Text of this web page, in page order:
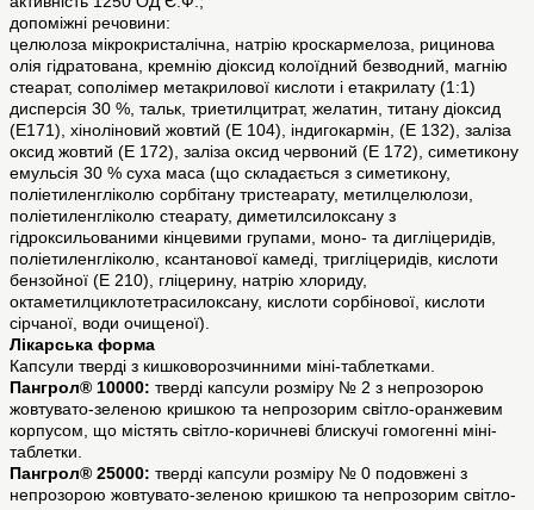
допоміжні речовини:
целюлоза мікрокристалічна, натрію кроскармелоза, рицинова
олія гідратована, кремнію діоксид колоїдний безводний, магнію
стеарат, сополімер метакрилової кислоти і етакрилату (1:1)
дисперсія 30 %, тальк, триетилцитрат, желатин, титану діоксид
(Е171), хіноліновий жовтий (Е 104), індигокармін, (Е 132), заліза
оксид жовтий (Е 172), заліза оксид червоний (Е 172), симетикону
емульсія 30 % суха маса (що складається з симетикону,
поліетиленгліколю сорбітану тристеарату, метилцелюлози,
поліетиленгліколю стеарату, диметилсилоксану з
гідроксильованими кінцевими групами, моно- та дигліцеридів,
поліетиленгліколю, ксантанової камеді, тригліцеридів, кислоти
бензойної (E 210), гліцерину, натрію хлориду,
октаметилциклотетрасилоксану, кислоти сорбінової, кислоти
сірчаної, води очищеної).
Лікарська форма
Капсули тверді з кишковорозчинними міні-таблетками.
Пангрол® 10000: тверді капсули розміру № 2 з непрозорою
жовтувато-зеленою кришкою та непрозорим світло-оранжевим
корпусом, що містять світло-коричневі блискучі гомогенні міні-
таблетки.
Пангрол® 25000: тверді капсули розміру № 0 подовжені з
непрозорою жовтувато-зеленою кришкою та непрозорим світло-